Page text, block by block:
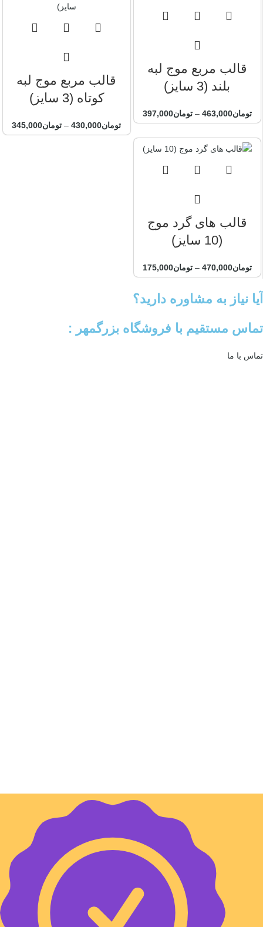
قالب مربع موج لبه
بلند (3 سایز)
تومان463,000
– تومان397,000
قالب مربع موج لبه
کوتاه (3 سایز)
تومان430,000
– تومان345,000
قالب های گرد موج
(10 سایز)
تومان470,000
– تومان175,000
آیا نیاز به مشاوره دارید؟
تماس مستقیم با فروشگاه بزرگمهر :
تماس با ما